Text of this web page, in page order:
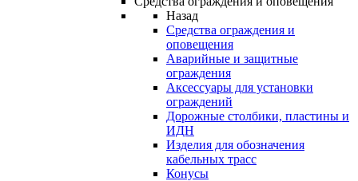
Назад
Средства ограждения и
оповещения
Аварийные и защитные
ограждения
Аксессуары для установки
ограждений
Дорожные столбики, пластины и
ИДН
Изделия для обозначения
кабельных трасс
Конусы